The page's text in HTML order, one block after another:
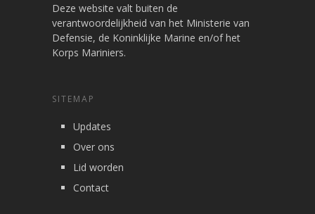
Deze website valt buiten de
verantwoordelijkheid van het Ministerie van
Defensie, de Koninklijke Marine en/of het
Korps Mariniers.
SITEMAP
Updates
Over ons
Lid worden
Contact